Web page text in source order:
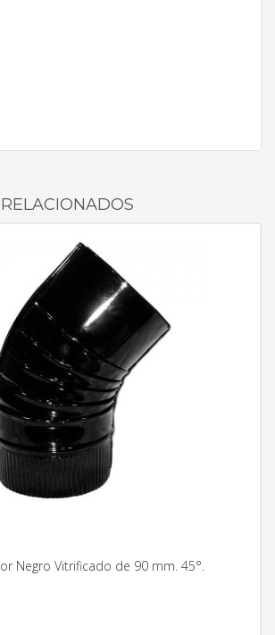
Negro Vitrificado de 90 mm. 45°.